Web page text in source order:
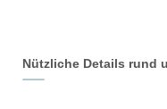
Nützliche Details rund